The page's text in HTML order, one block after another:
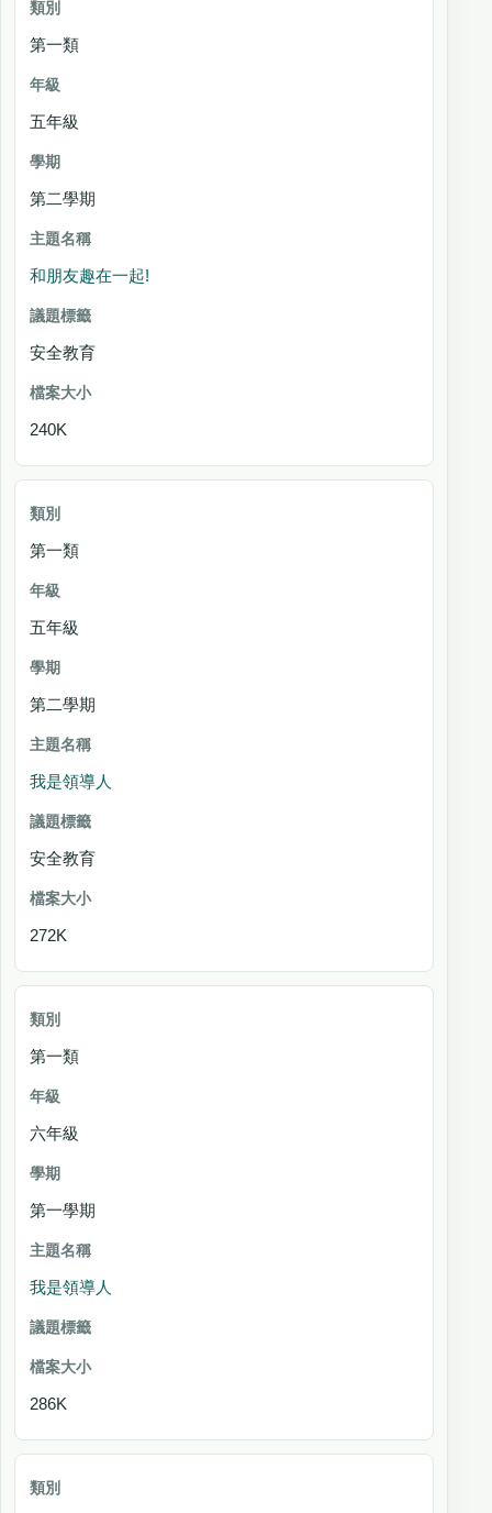
第一類
五年級
第二學期
和朋友趣在一起!
安全教育
240K
第一類
五年級
第二學期
我是領導人
安全教育
272K
第一類
六年級
第一學期
我是領導人
286K